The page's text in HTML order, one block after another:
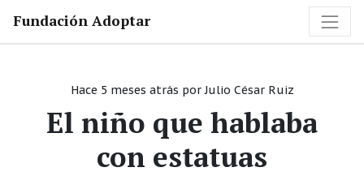
Fundación Adoptar
Hace 5 meses atrás porJulio César Ruiz
El niño que hablaba
con estatuas